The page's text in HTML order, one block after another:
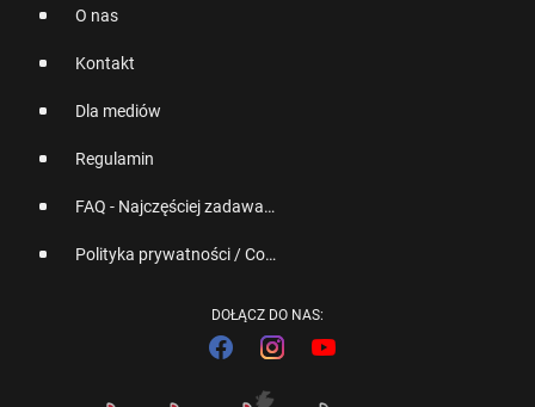
O nas
Kontakt
Dla mediów
Regulamin
FAQ - Najczęściej zadawane pytania
Polityka prywatności / Cookies
DOŁĄCZ DO NAS: